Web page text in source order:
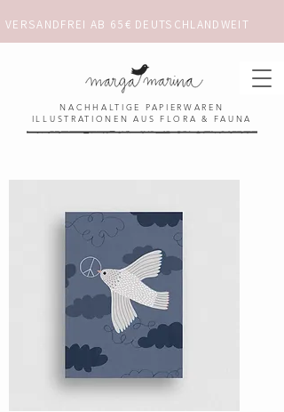
VERSANDFREI AB 65€
NACHHALTIGE PAPIERWAREN
ILLUSTRATIONEN AUS FLORA & FAUNA